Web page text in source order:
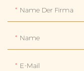
Name Der Firma
Name
E-Mail